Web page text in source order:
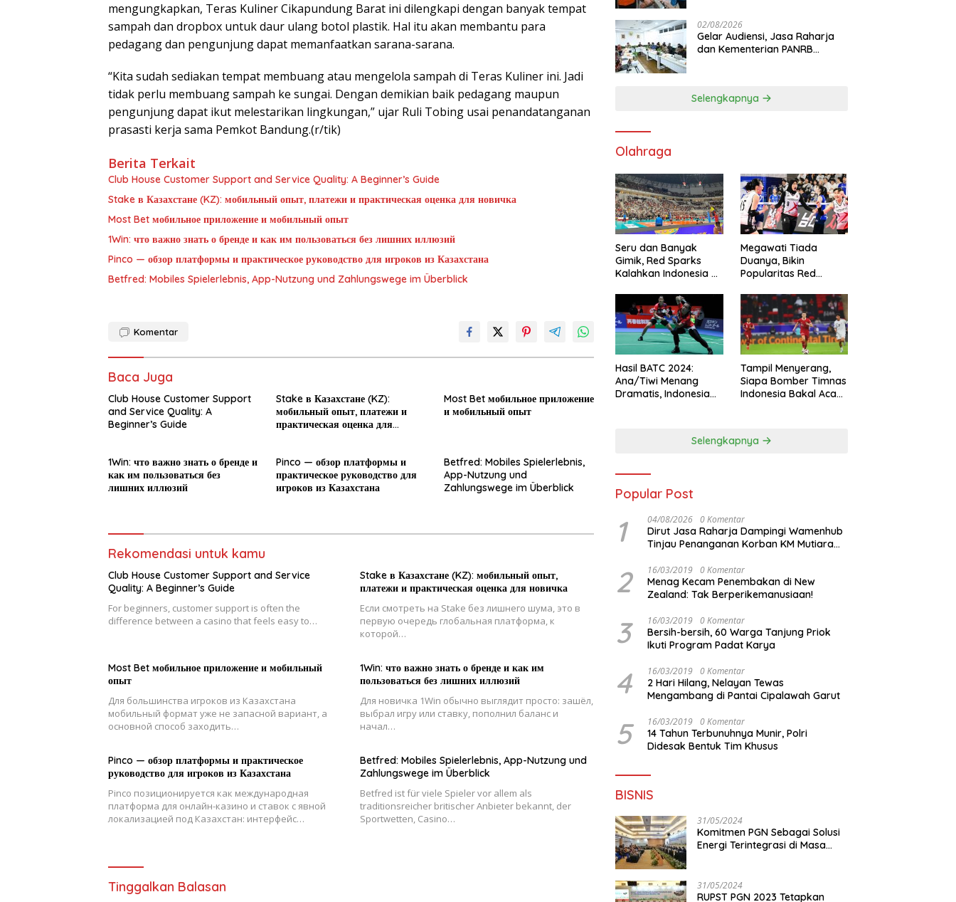
mengungkapkan, Teras Kuliner Cikapundung Barat ini dilengkapi dengan banyak tempat
sampah dan dropbox untuk daur ulang botol plastik. Hal itu akan membantu para
pedagang dan pengunjung dapat memanfaatkan sarana-sarana.
“Kita sudah sediakan tempat membuang atau mengelola sampah di Teras Kuliner ini. Jadi
tidak perlu membuang sampah ke sungai. Dengan demikian baik pedagang maupun
pengunjung dapat ikut melestarikan lingkungan,” ujar Ruli Tobing usai penandatanganan
prasasti kerja sama Pemkot Bandung.(r/tik)
Berita Terkait
Club House Customer Support and Service Quality: A Beginner’s Guide
Stake в Казахстане (KZ): мобильный опыт, платежи и практическая оценка для новичка
Most Bet мобильное приложение и мобильный опыт
1Win: что важно знать о бренде и как им пользоваться без лишних иллюзий
Pinco — обзор платформы и практическое руководство для игроков из Казахстана
Betfred: Mobiles Spielerlebnis, App-Nutzung und Zahlungswege im Überblick
Komentar
Baca Juga
Club House Customer Support
and Service Quality: A
Beginner’s Guide
Stake в Казахстане (KZ):
мобильный опыт, платежи и
практическая оценка для
Most Bet мобильное приложение
и мобильный опыт
1Win: что важно знать о бренде и
как им пользоваться без
лишних иллюзий
Pinco — обзор платформы и
практическое руководство для
игроков из Казахстана
Betfred: Mobiles Spielerlebnis,
App-Nutzung und
Zahlungswege im Überblick
Rekomendasi untuk kamu
Club House Customer Support and Service
Quality: A Beginner’s Guide
For beginners, customer support is often the
difference between a casino that feels easy to…
Stake в Казахстане (KZ): мобильный опыт,
платежи и практическая оценка для новичка
Если смотреть на Stake без лишнего шума, это в
первую очередь глобальная платформа, к
которой…
Most Bet мобильное приложение и мобильный
опыт
Для большинства игроков из Казахстана
мобильный формат уже не запасной вариант, а
основной способ заходить…
1Win: что важно знать о бренде и как им
пользоваться без лишних иллюзий
Для новичка 1Win обычно выглядит просто: зашёл,
выбрал игру или ставку, пополнил баланс и
начал…
Pinco — обзор платформы и практическое
руководство для игроков из Казахстана
Pinco позиционируется как международная
платформа для онлайн-казино и ставок с явной
локализацией под Казахстан: интерфейс…
Betfred: Mobiles Spielerlebnis, App-Nutzung und
Zahlungswege im Überblick
Betfred ist für viele Spieler vor allem als
traditionsreicher britischer Anbieter bekannt, der
Sportwetten, Casino…
Tinggalkan Balasan
02/08/2026
Gelar Audiensi, Jasa Raharja
dan Kementerian PANRB
Selengkapnya
Olahraga
Seru dan Banyak
Gimik, Red Sparks
Kalahkan Indonesia All
Megawati Tiada
Duanya, Bikin
Popularitas Red
Hasil BATC 2024:
Ana/Tiwi Menang
Dramatis, Indonesia
Tampil Menyerang,
Siapa Bomber Timnas
Indonesia Bakal Acak-
Selengkapnya
Popular Post
1 04/08/2026 0 Komentar
Dirut Jasa Raharja Dampingi Wamenhub
Tinjau Penanganan Korban KM Mutiara
2 16/03/2019 0 Komentar
Menag Kecam Penembakan di New
Zealand: Tak Berperikemanusiaan!
3 16/03/2019 0 Komentar
Bersih-bersih, 60 Warga Tanjung Priok
Ikuti Program Padat Karya
4 16/03/2019 0 Komentar
2 Hari Hilang, Nelayan Tewas
Mengambang di Pantai Cipalawah Garut
5 16/03/2019 0 Komentar
14 Tahun Terbunuhnya Munir, Polri
Didesak Bentuk Tim Khusus
BISNIS
31/05/2024
Komitmen PGN Sebagai Solusi
Energi Terintegrasi di Masa
31/05/2024
RUPST PGN 2023 Tetapkan